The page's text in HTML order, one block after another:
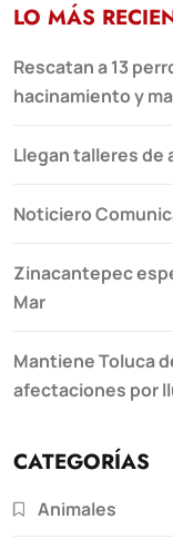
LO MÁS
Rescatan a 13
hacinamiento y
Llegan talleres de
Noticiero
Zinacantepec
Mar
Mantiene Toluca
afectaciones por
CATEGORÍAS
Animales